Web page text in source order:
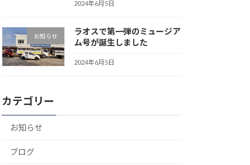
2024年6月5日
お知らせ
ラオスで第一弾のミュージア
ム号が誕生しました
2024年6月5日
カテゴリー
お知らせ
ブログ